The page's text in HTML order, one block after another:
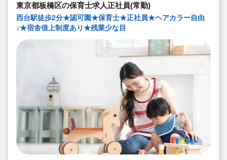
できる範囲で実施
◇在籍年数や保育経験に合わせた段階的な研修を年間総
計110回以上実施。研修も参加しやすい職場環境です
東京都板橋区の保育士求人正社員(常勤)
西台駅徒歩2分★認可園★保育士★正社員★ヘアカラー自由
♪★宿舎借上制度あり★残業少な目